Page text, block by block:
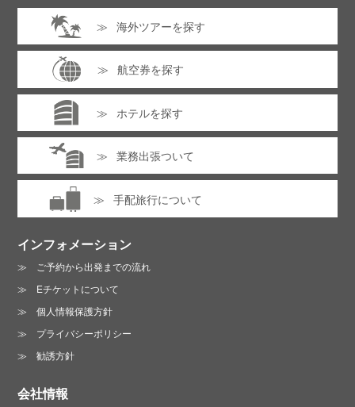
海外ツアーを探す
航空券を探す
ホテルを探す
業務出張ついて
手配旅行について
インフォメーション
ご予約から出発までの流れ
Eチケットについて
個人情報保護方針
プライバシーポリシー
勧誘方針
会社情報